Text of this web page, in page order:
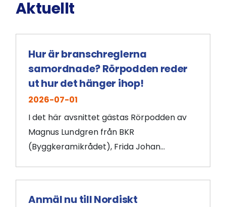
Aktuellt
2026-07-01
Hur är branschreglerna
samordnade? Rörpodden reder
ut hur det hänger ihop!
I det här avsnittet gästas Rörpodden av
Magnus Lundgren från BKR
(Byggkeramikrådet), Frida Johan...
Anmäl nu till Nordiskt